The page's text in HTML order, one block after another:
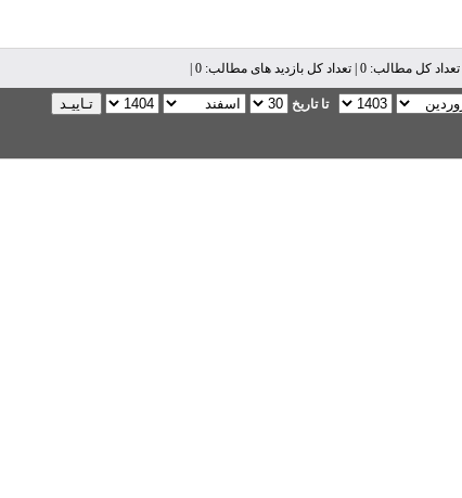
| تعداد کل مطالب: 0 | تعداد کل بازدید های مطالب: 0 |
تا تاریخ